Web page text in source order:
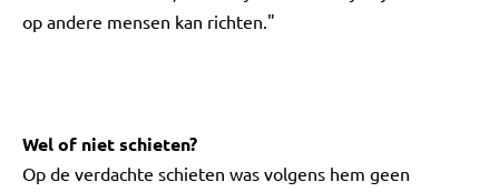
op andere mensen kan richten."
Wel of niet schieten?
Op de verdachte schieten was volgens hem geen